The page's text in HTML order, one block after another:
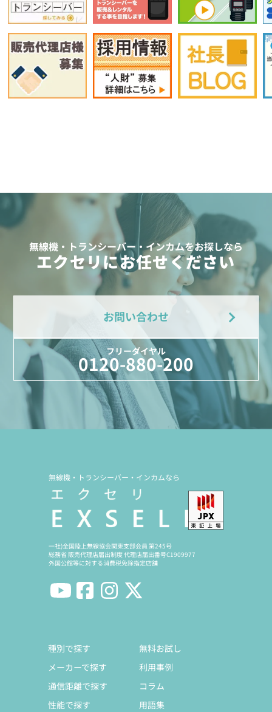
無線機・トランシーバー・インカムをお探しなら
エクセリにお任せください
お問い合わせ
フリーダイヤル
0120-880-200
無線機・トランシーバー・インカムなら
一社)全国陸上無線協会関東支部会員 第245号
総務省 販売代理店届出制度 代理店届出番号C1909977
外国公館等に対する消費税免除指定店舗
種別で探す
メーカーで探す
通信距離で探す
性能で探す
無料お試し
利用事例
コラム
用語集